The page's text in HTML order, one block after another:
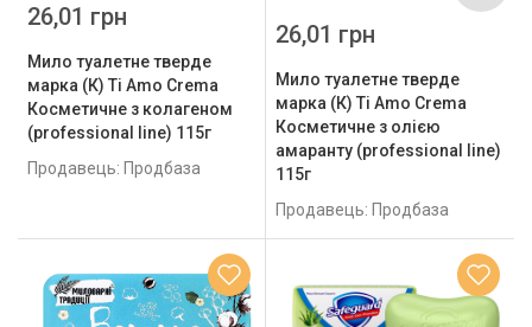
Мило туалетне тверде
марка (К) Ti Amo Crema
Косметичне з колагеном
(professional line) 115г
Продавець: Продбаза
26,01 грн
Мило туалетне тверде
марка (К) Ti Amo Crema
Косметичне з олією
амаранту (professional line)
115г
Продавець: Продбаза
26,01 грн